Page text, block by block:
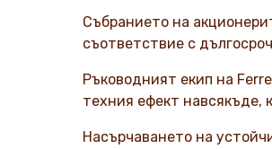
Събранието на
съответствие с
Ръководният екип на
техния ефект навсякъде,
Насърчаването на